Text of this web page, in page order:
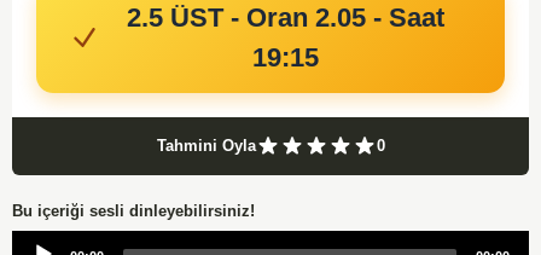
2.5 ÜST - Oran 2.05 - Saat
19:15
Tahmini Oyla 0
Bu içeriği sesli dinleyebilirsiniz!
Audio